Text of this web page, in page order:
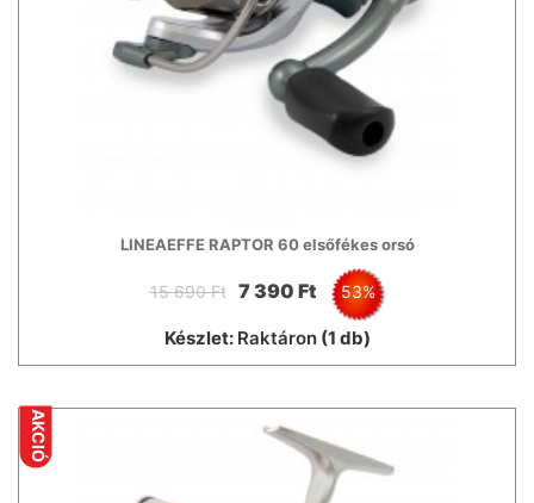
LINEAEFFE RAPTOR 60 elsőfékes orsó
15 690 Ft 7 390 Ft 53%
Készlet: Raktáron(1 db)
AKCIÓ